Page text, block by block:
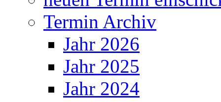
Termin Archiv
Jahr 2026
Jahr 2025
Jahr 2024